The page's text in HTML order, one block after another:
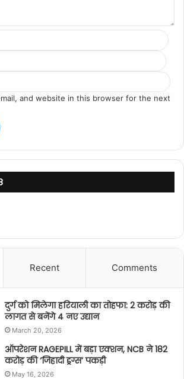
and website in this browser for the next
Recent Comments
दुर्ग को मिलेगा हरियाली का तोहफा: 2 करोड़ की
लागत से बनेंगे 4 नए उद्यान
March 20, 2026
ऑपरेशन RAGEPILL में बड़ा एक्शन, NCB ने 182
करोड़ की ‘जिहादी ड्रग्स’ पकड़ी
May 16, 2026